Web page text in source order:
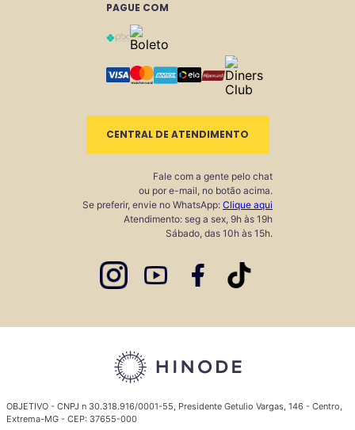
PAGUE COM
CENTRAL DE ATENDIMENTO
Fale com a gente pelo chat
ou por e-mail, no botão acima.
Se preferir, envie no WhatsApp: Clique aqui
Atendimento: seg a sex, 9h às 19h
Sábado, das 10h às 15h.
OBJETIVO - CNPJ n 30.318.916/0001-55, Presidente Getulio Vargas, 146 - Centro,
Extrema-MG - CEP: 37655-000